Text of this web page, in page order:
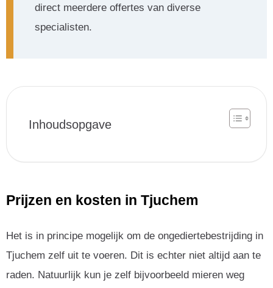
direct meerdere offertes van diverse
specialisten.
Inhoudsopgave
Prijzen en kosten in Tjuchem
Het is in principe mogelijk om de ongediertebestrijding in
Tjuchem zelf uit te voeren. Dit is echter niet altijd aan te
raden. Natuurlijk kun je zelf bijvoorbeeld mieren weg